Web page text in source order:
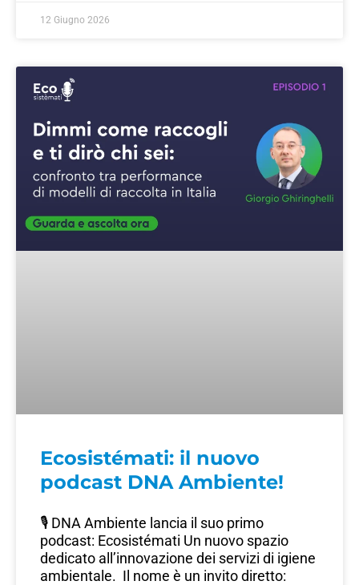
12 Giugno 2026
Ecosistémati: il nuovo
podcast DNA Ambiente!
🎙️ DNA Ambiente lancia il suo primo
podcast: Ecosistémati Un nuovo spazio
dedicato all’innovazione dei servizi di igiene
ambientale. Il nome è un invito diretto: